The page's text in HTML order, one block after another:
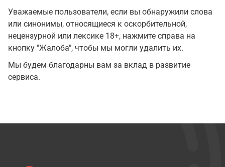
Уважаемые пользователи, если вы обнаружили слова
или синонимы, относящиеся к оскорбительной,
нецензурной или лексике 18+, нажмите справа на
кнопку "Жалоба", чтобы мы могли удалить их.
Мы будем благодарны вам за вклад в развитие
сервиса.